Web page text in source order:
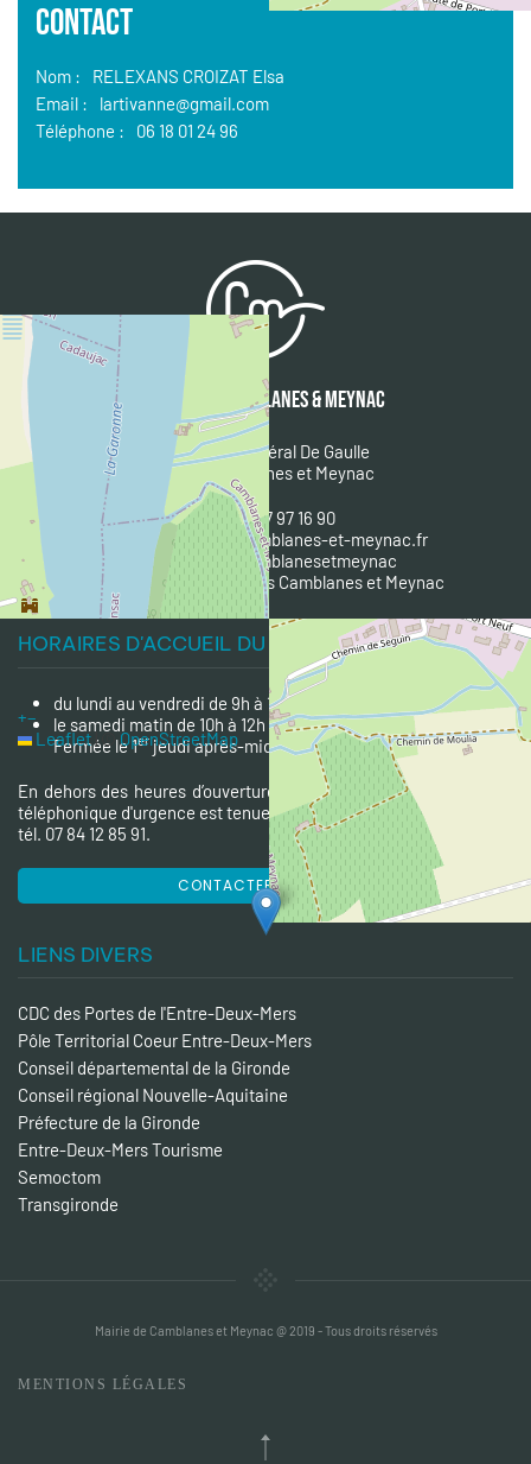
+−
Leaflet|©OpenStreetMap
CONTACT
Nom :
RELEXANS CROIZAT Elsa
Email :
lartivanne@gmail.com
Téléphone :
06 18 01 24 96
MAIRIE DE CAMBLANES & MEYNAC
1 place du Général De Gaulle
33360 Camblanes et Meynac
Tél : 05 57 97 16 90
Courriel :mairie@camblanes-et-meynac.fr
Facebook :@camblanesetmeynac
ppli mobile : IntraMuros Camblanes et Meynac
HORAIRES D'ACCUEIL DU PUBLIC
du lundi au vendredi de 9h à 12h et de 14h à 18h
le samedi matin de 10h à 12h
Fermée le 1erjeudi après-midi du mois
En dehors des heures d’ouverture de la mairie, une permanence
téléphonique d'urgence est tenue par le maire ou un des adjoints :
tél. 07 84 12 85 91.
CONTACTER LA MAIRIE
LIENS DIVERS
CDC des Portes de l'Entre-Deux-Mers
Pôle Territorial Coeur Entre-Deux-Mers
Conseil départemental de la Gironde
Conseil régional Nouvelle-Aquitaine
Préfecture de la Gironde
Entre-Deux-Mers Tourisme
Semoctom
Transgironde
Mairie de Camblanes et Meynac @ 2019 - Tous droits réservés
MENTIONS LÉGALES